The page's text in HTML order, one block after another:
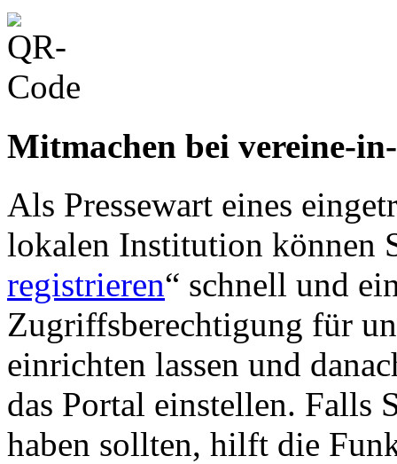
Mitmachen bei vereine-
Als Pressewart eines
lokalen Institution können
registrieren“ schnell und
Zugriffsberechtigung für
einrichten lassen und
das Portal einstellen. Falls
haben sollten, hilft die